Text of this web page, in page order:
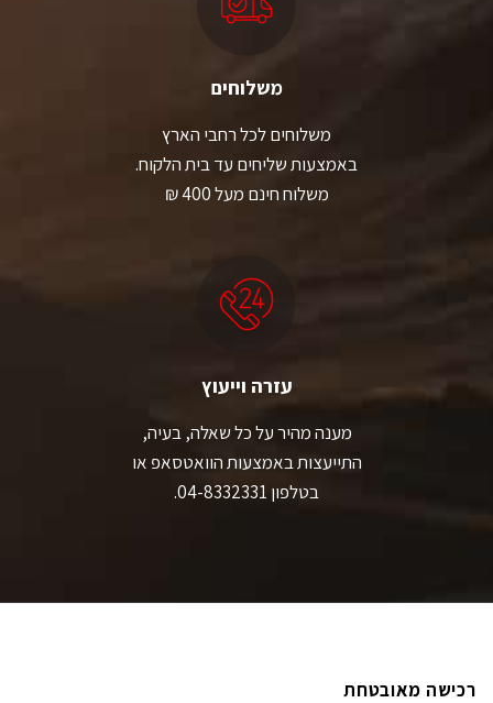
משלוחים
משלוחים לכל רחבי הארץ
באמצעות שליחים עד בית הלקוח.
משלוח חינם מעל 400 ₪
עזרה וייעוץ
מענה מהיר על כל שאלה, בעיה,
התייעצות באמצעות הוואטסאפ או
בטלפון 04-8332331.
רכישה מאובטחת